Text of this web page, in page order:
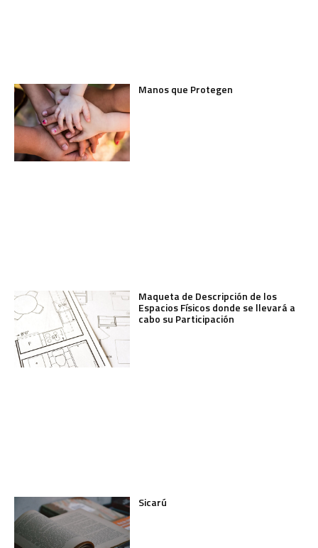
Manos que Protegen
Maqueta de Descripción de los
Espacios Físicos donde se llevará a
cabo su Participación
Sicarú